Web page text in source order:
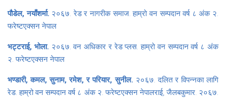
पौडेल, नयाँशर्मा. २०६७. रेड र नागरीक समाज. हाम्रो वन सम्पदान वर्ष ८ अंक २.
फरेष्टएक्सन नेपाल
भट्टराई, भोला. २०६७. वन अधिकार र रेड प्लस. हाम्रो वन सम्पदान वर्ष ८ अंक
२. फरेष्टएक्सन नेपाल
भण्डारी, कमल, सुनाम, रमेश, र परियार, सुनील. २०६७. दलित र विपन्नका लागि
रेड. हाम्रो वन सम्पदान वर्ष ८ अंक २. फरेष्टएक्सन नेपालराई, जैलबकुमार. २०६७.